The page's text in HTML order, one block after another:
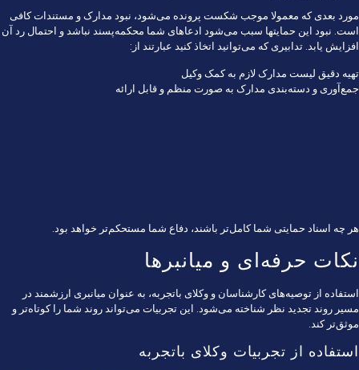
مورد بعدی که معمولا موجب شکست پرونده می‌شود، نبود مدارک و مستندات کافی
است. نبود این حمایتها سبب می‌شود ادعاهای شما محکمه‌پسند نباشد و احتمال رد آن
افزایش یابد. تدابیری که می‌توانید اتخاذ کنید عبارتند از:
تهیه دقیق لیست مدارک لازم به کمک وکیل
جمع‌آوری و دسته‌بندی مدارک به صورت منظم و قابل ارائه
هر چه اسناد حمایتی شما کامل‌تر باشند، دفاع شما مستحکم‌تر خواهد بود.
نکات حرفه‌ای و میانبرها
استفاده از توصیه‌های کارشناسان و وکلای باتجربه، به عنوان میانبری ارزشمند در
مسیر روند تجدید نظر شناخته می‌شود. این تجربیات می‌تواند روند شما را کوتاه‌تر و
موثق‌تر کند.
استفاده از تجربیات وکلای باتجربه